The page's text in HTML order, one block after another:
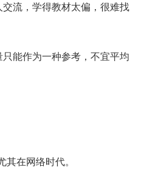
流，学得教材太偏，很难找
能作为一种参考，不宜平均
在网络时代。